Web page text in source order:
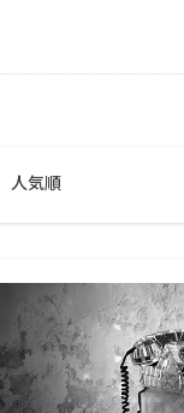
人気順